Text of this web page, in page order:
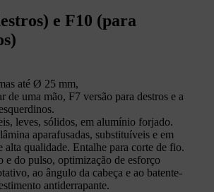
e F10 (para
até Ø 25 mm,
de uma mão, F7 versão para destros e a
leves, sólidos, em alumínio forjado.
aparafusadas, substituíveis e em
alta qualidade. Entalhe para corte de fio.
e do pulso, optimização de esforço
ao ângulo da cabeça e ao batente-
antiderrapante.